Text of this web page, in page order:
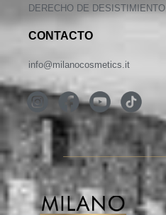
DERECHO DE DESISTIMIENTO
CONTACTO
info@milanocosmetics.it